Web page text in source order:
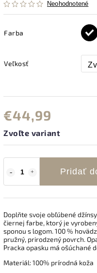
Neohodnotené
Farba
Veľkosť
€44,99
Zvoľte variant
Pridať
Doplňte svoje obľúbené
čiernej farbe, ktorý je
sponou s logom. 100 %
pružný, prirodzený povrch.
Pracka opasku má ošúchané
Materiál: 100% prírodná koža